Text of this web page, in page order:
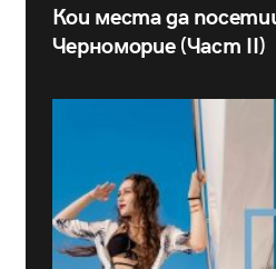
Кои места да
Черноморие (Част II)